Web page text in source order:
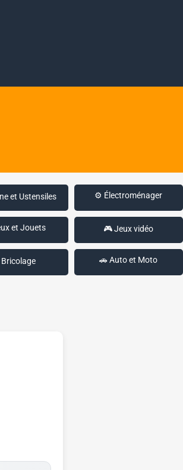
et Ustensiles ⚙️ Électroménager
et Jouets 🎮 Jeux vidéo
🚗 Auto et Moto